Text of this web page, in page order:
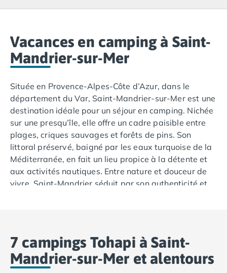
Camping Les Landes
Camping Biscarrosse
Camping Capbreton
Camping Messanges
Camping Moliets et Maa
Camping Sanguinet
Camping Seignosse
Camping Vieux Boucau les Bains
Camping Pyrénées Atlantiques
Camping Bayonne
Camping Biarritz
Camping Bidart
Camping Cabourg
Camping Caen
Camping Honfleur
Vacances en camping à Saint-
Mandrier-sur-Mer
Située en Provence-Alpes-Côte d’Azur, dans le
département du Var, Saint-Mandrier-sur-Mer est une
destination idéale pour un séjour en camping. Nichée
sur une presqu’île, elle offre un cadre paisible entre
plages, criques sauvages et forêts de pins. Son
littoral préservé, baigné par les eaux turquoise de la
Méditerranée, en fait un lieu propice à la détente et
aux activités nautiques. Entre nature et douceur de
vivre, Saint-Mandrier séduit par son authenticité et
dans le sud de la France, à Saint-Mandrier-sur-Mer,
avec Tohapi !
7 campings Tohapi à Saint-
Mandrier-sur-Mer et alentours